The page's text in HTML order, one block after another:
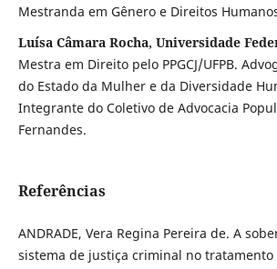
Mestranda em Gênero e Direitos
Luísa Câmara Rocha, Universidade
Mestra em Direito pelo PPGCJ/UFPB.
do Estado da Mulher e da Diversidade
Integrante do Coletivo de Advocacia
Fernandes.
Referências
ANDRADE, Vera Regina Pereira de. A
sistema de justiça criminal no tratamento